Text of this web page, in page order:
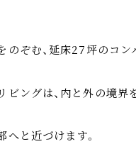
のぞむ、延床27坪のコン
ングは、内と外の境界
へと近づけます。